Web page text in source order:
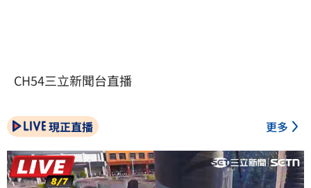
CH54三立新聞台直播
現正直播 更多